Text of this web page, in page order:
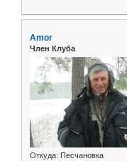
Amor
Член Клуба
Откуда: Песчановка